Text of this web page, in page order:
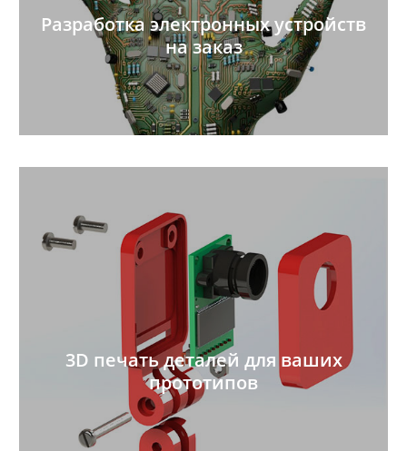
Разработка электронных устройств
на заказ
3D печать деталей для ваших
прототипов